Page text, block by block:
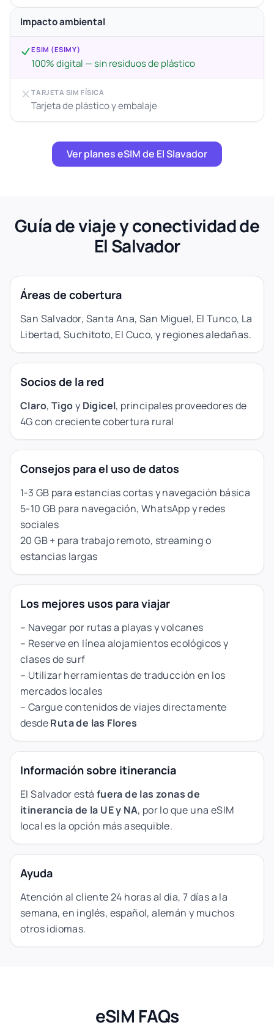
Impacto ambiental
ESIM (ESIMY)
100% digital — sin residuos de plástico
TARJETA SIM FÍSICA
Tarjeta de plástico y embalaje
Ver planes eSIM de El Slavador
Guía de viaje y conectividad de
El Salvador
Áreas de cobertura
San Salvador, Santa Ana, San Miguel, El Tunco, La
Libertad, Suchitoto, El Cuco, y regiones aledañas.
Socios de la red
Claro, Tigoy Digicel, principales proveedores de
4G con creciente cobertura rural
Consejos para el uso de datos
1-3 GB para estancias cortas y navegación básica
5-10 GB para navegación, WhatsApp y redes
sociales
20 GB + para trabajo remoto, streaming o
estancias largas
Los mejores usos para viajar
– Navegar por rutas a playas y volcanes
– Reserve en línea alojamientos ecológicos y
clases de surf
– Utilizar herramientas de traducción en los
mercados locales
– Cargue contenidos de viajes directamente
desdeRuta de las Flores
Información sobre itinerancia
El Salvador está fuera de las zonas de
itinerancia de la UE y NA, por lo que una eSIM
local es la opción más asequible.
Ayuda
Atención al cliente 24 horas al día, 7 días a la
semana, en inglés, español, alemán y muchos
otros idiomas.
eSIM FAQs